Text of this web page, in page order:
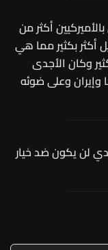
أكثر من
أكثر بكثير مما هي
وكان الأجدى
وإيران وعلى ضوئه
لن يكون ضد خيار